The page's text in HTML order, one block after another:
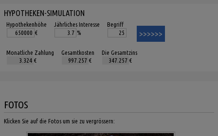
HYPOTHEKEN-SIMULATION
Hypothekenhöhe
€
Jährliches Interesse
%
Begriff
Monatliche Zahlung
€
Gesamtkosten
€
Die Gesamtzins
€
FOTOS
Klicken Sie auf die Fotos um sie zu vergrössern: